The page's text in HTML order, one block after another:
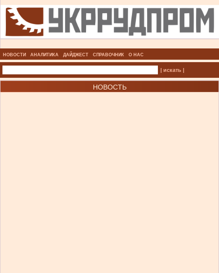
НОВОСТИ АНАЛИТИКА ДАЙДЖЕСТ СПРАВОЧНИК О НАС
| искать |
НОВОСТЬ